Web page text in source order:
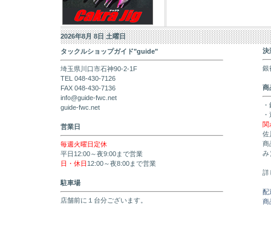
2026年8月 8日 土曜日
タックルショップガイド"guide"
埼玉県川口市石神90-2-1F
TEL 048-430-7126
FAX 048-430-7136
info@guide-fwc.net
guide-fwc.net
営業日
毎週火曜日定休
平日12:00～夜9:00まで営業
日・休日 12:00～夜8:00まで営業
駐車場
店舗前に１台分ございます。
決
銀
商
関
佐
商
み
詳
配
商